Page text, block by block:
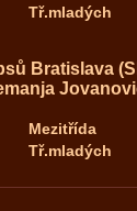
Tř.mladých
Bratislava
Mezitřída
Tř.mladých